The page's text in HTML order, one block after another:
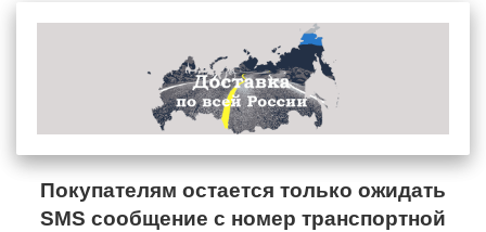
Покупателям остается только ожидать
SMS сообщение с номер транспортной